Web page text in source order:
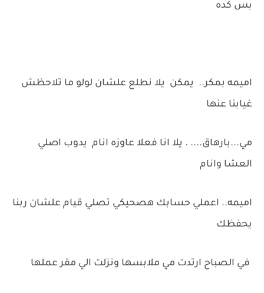
بس كده
اميمه بمكر.. يمكن يلا نطلع علشان لولو ما تلاحظش
غيابنا عنها
مي...بارهاق.... . يلا انا فعلا عاوزه انام يدوب اصلي
العشا وانام
اميمه.. اعملي حسابك هصحيكي تصلي قيام علشان ربنا
يحفظك
في الصباح ارتدت مي ملابسها ونزلت الي مقر عملها